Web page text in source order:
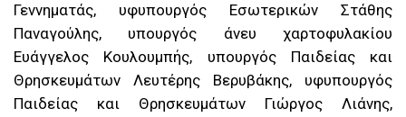
Γεννηματάς, υφυπουργός Εσωτερικών Στάθης
Παναγούλης, υπουργός άνευ χαρτοφυλακίου
Ευάγγελος Κουλουμπής, υπουργός Παιδείας και
Θρησκευμάτων Λευτέρης Βερυβάκης, υφυπουργός
Παιδείας και Θρησκευμάτων Γιώργος Λιάνης,